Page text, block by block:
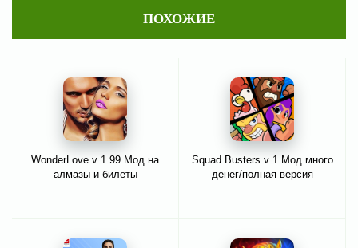
ПОХОЖИЕ
WonderLove v 1.99 Мод на
алмазы и билеты
Squad Busters v 1 Мод много
денег/полная версия